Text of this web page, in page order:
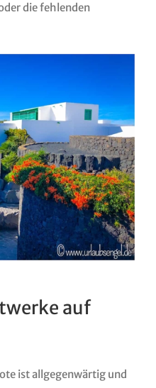
die fehlenden
auf
ist allgegenwärtig und